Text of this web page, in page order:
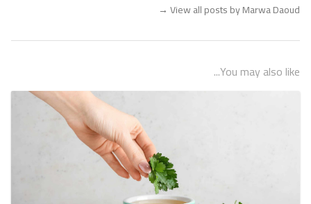
View all posts by Marwa Daoud
→
You may also like...